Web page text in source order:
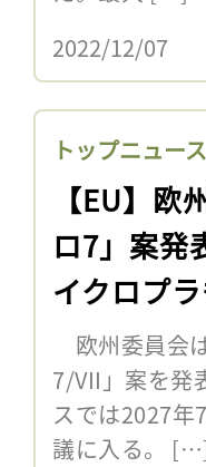
2022/12/07
トップニュース
【EU】
ロ7」案発
イクロプ
欧州委員会
7/VII」案を発
スでは2027年
議に入る。